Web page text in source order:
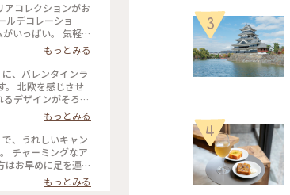
コレクションがお
い。 気軽に
もっとみる
、バレンタインラ
デザインがそろっ
もっとみる
、うれしいキャン
もっとみる
3
4